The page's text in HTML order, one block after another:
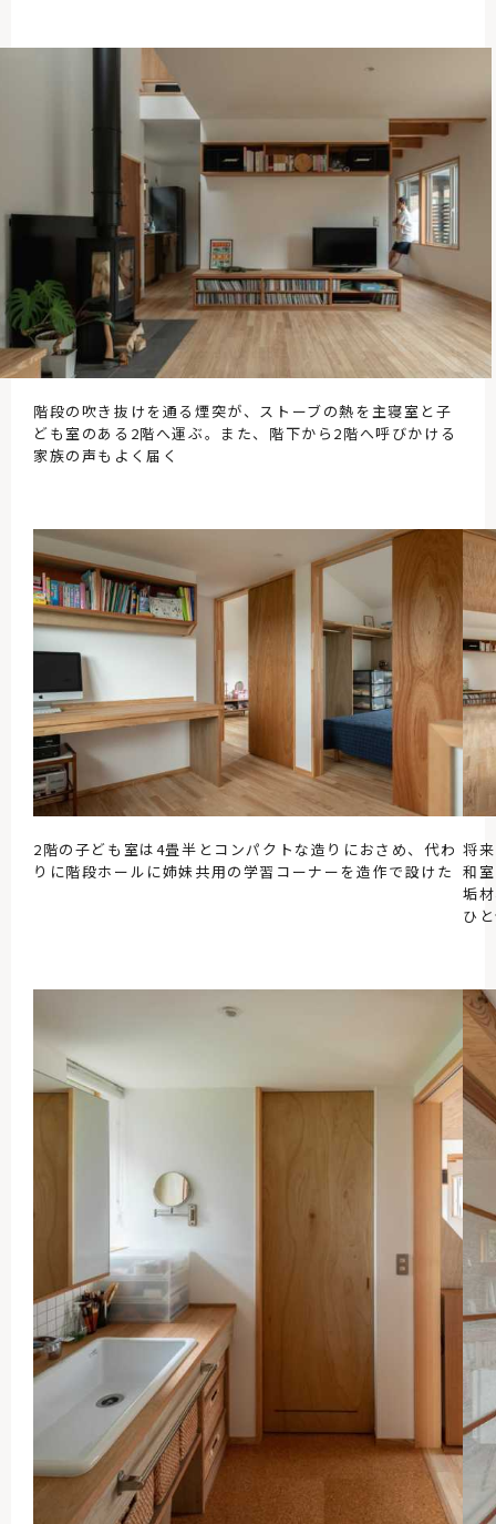
階段の吹き抜けを通る煙突が、ストーブの熱を主寝室と子
ども室のある2階へ運ぶ。また、階下から2階へ呼びかける
家族の声もよく届く
2階の子ども室は4畳半とコンパクトな造りにおさめ、代わ
りに階段ホールに姉妹共用の学習コーナーを造作で設けた
将
和
垢
ひ